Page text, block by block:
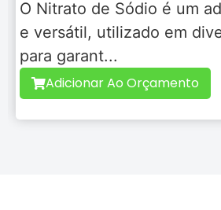
O benzoato de sódio
sintético. Ele é
indústria aliment...
Adicionar Ao Orçamento